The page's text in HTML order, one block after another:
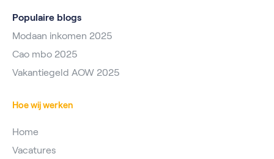
Populaire blogs
Modaan inkomen 2025
Cao mbo 2025
Vakantiegeld AOW 2025
Hoe wij werken
Home
Vacatures